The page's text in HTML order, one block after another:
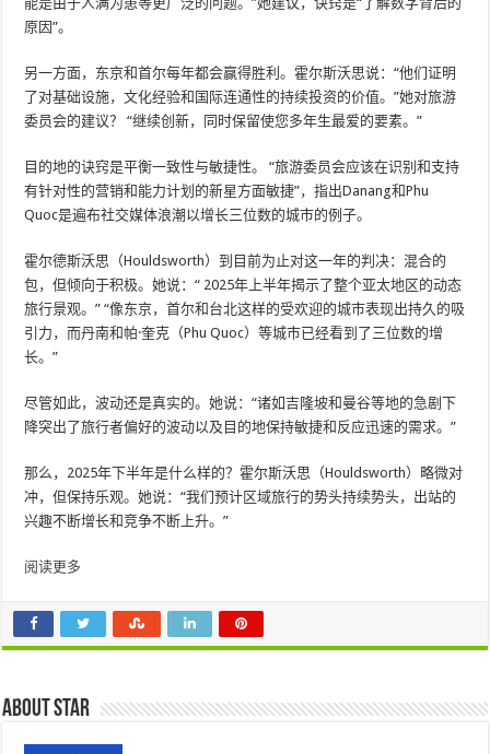
原因”。
另一方面，东京和首尔每年都会赢得胜利。霍尔斯沃思说：“他们证明
了对基础设施，文化经验和国际连通性的持续投资的价值。”她对旅游
委员会的建议？ “继续创新，同时保留使您多年生最爱的要素。”
目的地的诀窍是平衡一致性与敏捷性。 “旅游委员会应该在识别和支持
有针对性的营销和能力计划的新星方面敏捷”，指出Danang和Phu
Quoc是遍布社交媒体浪潮以增长三位数的城市的例子。
霍尔德斯沃思（Houldsworth）到目前为止对这一年的判决：混合的
包，但倾向于积极。她说：“ ​​2025年上半年揭示了整个亚太地区的动态
旅行景观。” “像东京，首尔和台北这样的受欢迎的城市表现出持久的吸
引力，而丹南和帕·奎克（Phu Quoc）等城市已经看到了三位数的增
长。”
尽管如此，波动还是真实的。她说：“诸如吉隆坡和曼谷等地的急剧下
降突出了旅行者偏好的波动以及目的地保持敏捷和反应迅速的需求。”
那么，2025年下半年是什么样的？霍尔斯沃思（Houldsworth）略微对
冲，但保持乐观。她说：“我们预计区域旅行的势头持续势头，出站的
兴趣不断增长和竞争不断上升。”
阅读更多
About star